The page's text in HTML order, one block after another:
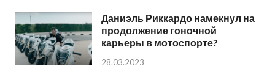
Даниэль Риккардо намекнул на
продолжение гоночной
карьеры в мотоспорте?
28.03.2023